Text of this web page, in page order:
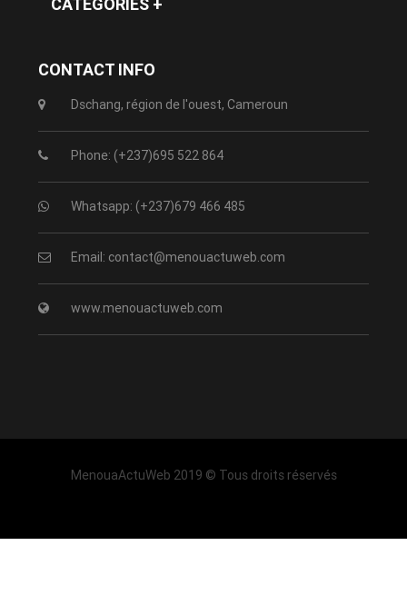
CONTACT INFO
Dschang, région de l'ouest, Cameroun
Phone: (+237)695 522 864
Whatsapp: (+237)679 466 485
Email: contact@menouactuweb.com
www.menouactuweb.com
MenouaActuWeb 2019 © Tous droits réservés